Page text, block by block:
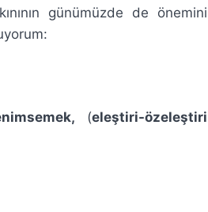
günümüzde de önemini
(eleştiri-özeleştiri